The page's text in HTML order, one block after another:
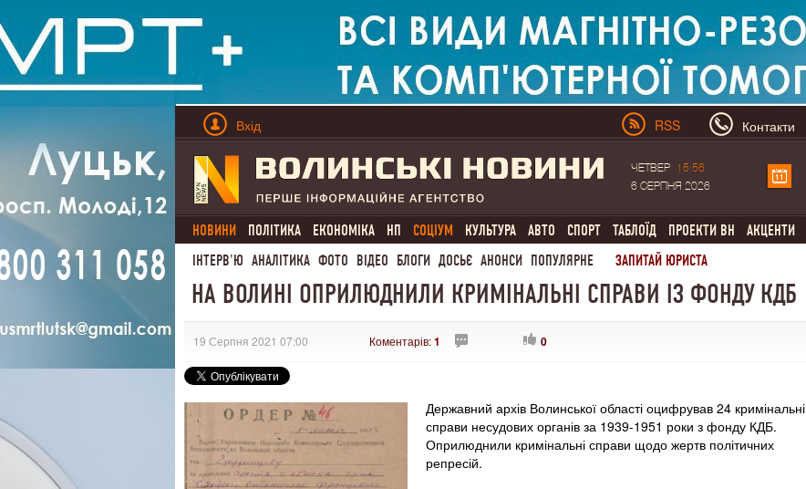
Вхід RSS Контакти
ЧЕТВЕР
15:56
6 СЕРПНЯ 2026
НОВИНИ ПОЛІТИКА ЕКОНОМІКА НП СОЦІУМ КУЛЬТУРА АВТО СПОРТ ТАБЛОЇД ПРОЕКТИ ВН АКЦЕНТИ
ІНТЕРВ'Ю АНАЛІТИКА ФОТО ВІДЕО БЛОГИ ДОСЬЄ АНОНСИ ПОПУЛЯРНЕ ЗАПИТАЙ ЮРИСТА
НА ВОЛИНІ ОПРИЛЮДНИЛИ КРИМІНАЛЬНІ СПРАВИ ІЗ ФОНДУ КДБ
19 Серпня 2021 07:00 Коментарів:1 0
Державний архів Волинської області оцифрував 24 кримінальні
справи несудових органів за 1939-1951 роки з фонду КДБ.
Оприлюднили кримінальні справи щодо жертв політичних
репресій.